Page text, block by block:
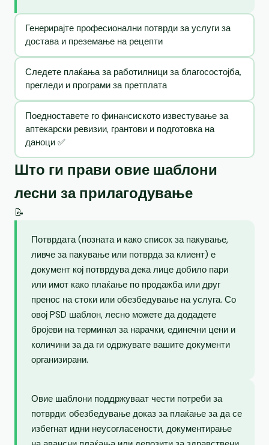
Генерирајте професионални потврди за услуги за
достава и преземање на рецепти
Следете плаќања за работилници за благосостојба,
прегледи и програми за претплата
Поедноставете го финансиското известување за
аптекарски ревизии, грантови и подготовка на
даноци ✅
Што ги прави овие шаблони
лесни за прилагодување
📝
Потврдата (позната и како список за пакување,
ливче за пакување или потврда за клиент) е
документ кој потврдува дека лице добило пари
или имот како плаќање по продажба или друг
пренос на стоки или обезбедување на услуга. Со
овој PSD шаблон, лесно можете да додадете
бројеви на терминал за нарачки, единечни цени и
количини за да ги одржувате вашите документи
организирани.
Овие шаблони поддржуваат чести потреби за
потврди: обезбедување доказ за плаќање за да се
избегнат идни неусогласености, документирање